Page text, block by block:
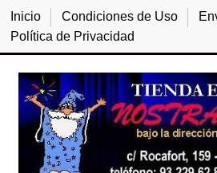
Inicio Condiciones de Uso
Política de Privacidad